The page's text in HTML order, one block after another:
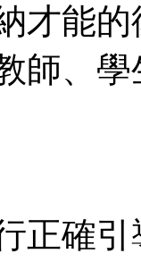
能的
師、
確引